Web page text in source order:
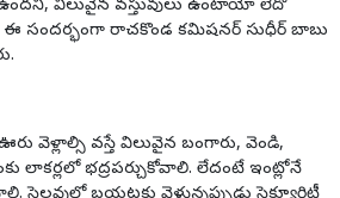
విలువైన వస్తువులు ఉంటాయో లేదో
ఈ సందర్భంగా రాచకొండ కమిషనర్ సుధీర్ బాబు
వెళ్లాల్సి వస్తే విలువైన బంగారు, వెండి,
లాకర్లలో భద్రపర్చుకోవాలి. లేదంటే ఇంట్లోనే